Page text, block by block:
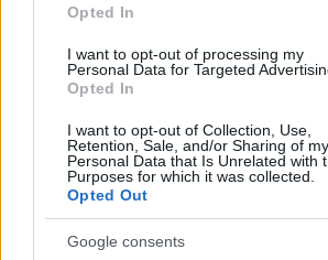
Opted In
I want to opt-out of processing my
Personal Data for Targeted
Opted In
I want to opt-out of Collection, Use,
Retention, Sale, and/or Sharing of my
Personal Data that Is Unrelated with
Purposes for which it was collected.
Opted Out
Google consents
HÍRDETÉS